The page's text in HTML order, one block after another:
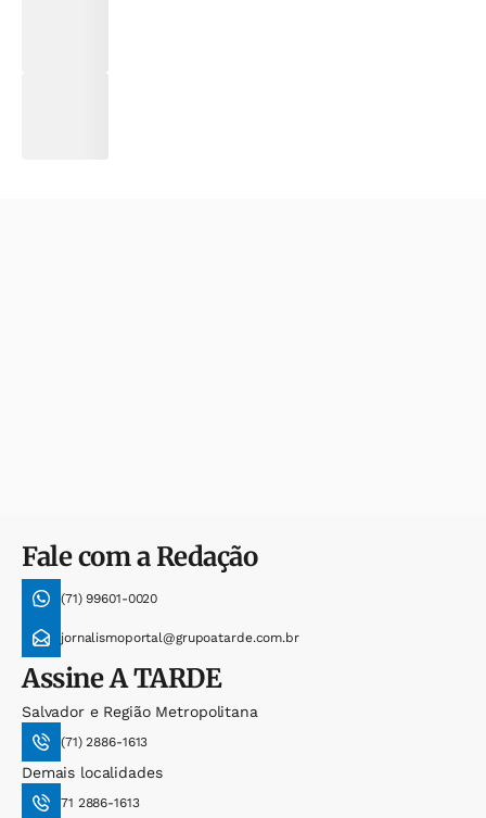
Fale com a Redação
(71) 99601-0020
jornalismoportal@grupoatarde.com.br
AssineA TARDE
Salvador e Região Metropolitana
(71) 2886-1613
Demais localidades
71 2886-1613